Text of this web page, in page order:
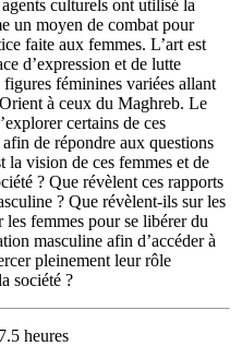
culturels ont utilisé la
un moyen de combat pour
faite aux femmes. L’art est
d’expression et de lutte
féminines variées allant
à ceux du Maghreb. Le
certains de ces
de répondre aux questions
la vision de ces femmes et de
? Que révèlent ces rapports
? Que révèlent-ils sur les
les femmes pour se libérer du
masculine afin d’accéder à
pleinement leur rôle
société ?
heures